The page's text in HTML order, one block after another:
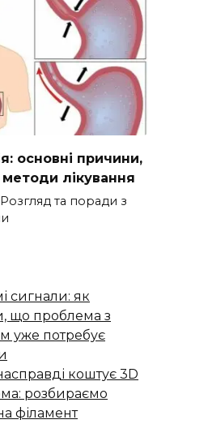
основні причини,
лікування
та поради з
сигнали: як
що проблема з
уже потребує
коштує 3D
розбираємо
філамент